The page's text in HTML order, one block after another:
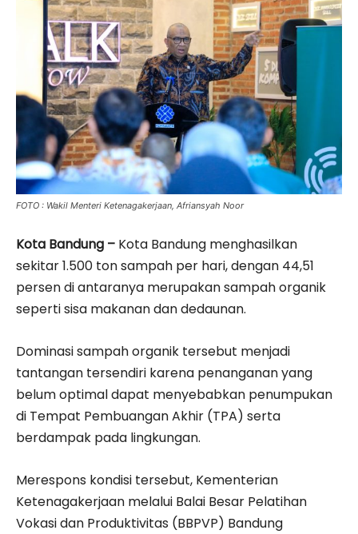
FOTO : Wakil Menteri Ketenagakerjaan, Afriansyah Noor
Kota Bandung – Kota Bandung menghasilkan
sekitar 1.500 ton sampah per hari, dengan 44,51
persen di antaranya merupakan sampah organik
seperti sisa makanan dan dedaunan.
Dominasi sampah organik tersebut menjadi
tantangan tersendiri karena penanganan yang
belum optimal dapat menyebabkan penumpukan
di Tempat Pembuangan Akhir (TPA) serta
berdampak pada lingkungan.
Merespons kondisi tersebut, Kementerian
Ketenagakerjaan melalui Balai Besar Pelatihan
Vokasi dan Produktivitas (BBPVP) Bandung